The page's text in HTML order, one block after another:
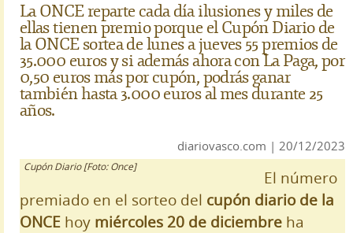
La ONCE reparte cada día ilusiones y miles de
ellas tienen premio porque el Cupón Diario de
la ONCE sortea de lunes a jueves 55 premios de
35.000 euros y si además ahora con La Paga, por
0,50 euros más por cupón, podrás ganar
también hasta 3.000 euros al mes durante 25
años.
diariovasco.com | 20/12/2023
Cupón Diario [Foto: Once]
El número
premiado en el sorteo del cupón diario de la
ONCE hoy miércoles 20 de diciembre ha